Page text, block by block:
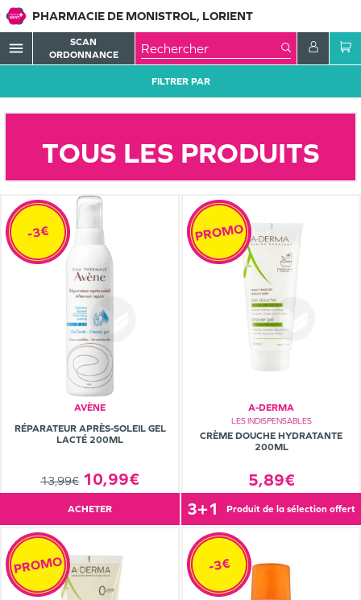
PHARMACIE DE MONISTROL, LORIENT
menu
SCAN
ORDONNANCE
FILTRER PAR
TOUS LES PRODUITS
AVÈNE
RÉPARATEUR APRÈS-SOLEIL GEL
LACTÉ 200ML
13,99€ 10,99€
-3€
ACHETER
A-DERMA
LES INDISPENSABLES
CRÈME DOUCHE HYDRATANTE
200ML
5,89€
PROMO
3+1 produit de la sélection offert
PROMO -3€